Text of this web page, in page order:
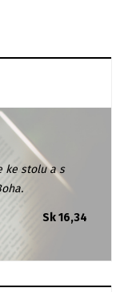
ke stolu a s
Sk 16,34